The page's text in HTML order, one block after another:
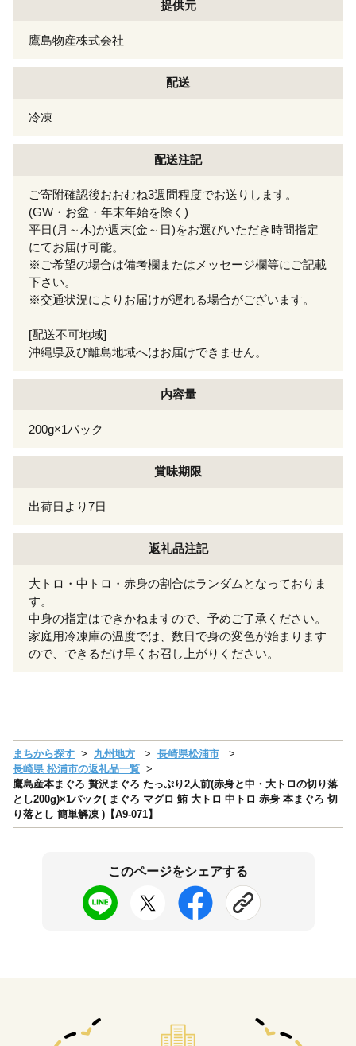
提供元
鷹島物産株式会社
配送
冷凍
配送注記
ご寄附確認後おおむね3週間程度でお送りします。
(GW・お盆・年末年始を除く)
平日(月～木)か週末(金～日)をお選びいただき時間指定
にてお届け可能。
※ご希望の場合は備考欄またはメッセージ欄等にご記載
下さい。
※交通状況によりお届けが遅れる場合がございます。
[配送不可地域]
沖縄県及び離島地域へはお届けできません。
内容量
200g×1パック
賞味期限
出荷日より7日
返礼品注記
大トロ・中トロ・赤身の割合はランダムとなっておりま
す。
中身の指定はできかねますので、予めご了承ください。
家庭用冷凍庫の温度では、数日で身の変色が始まります
ので、できるだけ早くお召し上がりください。
まちから探す 九州地方
長崎県松浦市
長崎県 松浦市の返礼品一覧
鷹島産本まぐろ 贅沢まぐろ たっぷり2人前(赤身と中・大トロの切り落
とし200g)×1パック( まぐろ マグロ 鮪 大トロ 中トロ 赤身 本まぐろ 切
り落とし 簡単解凍 )【A9-071】
このページをシェアする